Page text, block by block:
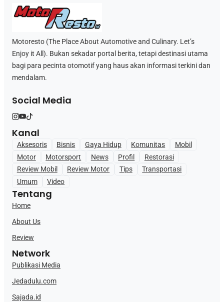
Motoresto (The Place About Automotive and Culinary. Let’s
Enjoy it All). Bukan sekadar portal berita, tetapi destinasi utama
bagi para pecinta otomotif yang haus akan informasi terkini dan
mendalam.
Social Media
Kanal
Aksesoris Bisnis Gaya Hidup Komunitas
Mobil
Motor
Motorsport News Profil
Restorasi
Review Mobil
Review Motor Tips
Transportasi
Umum
Video
Tentang
Home
About Us
Review
Network
Publikasi Media
Jedadulu.com
Sajada.id